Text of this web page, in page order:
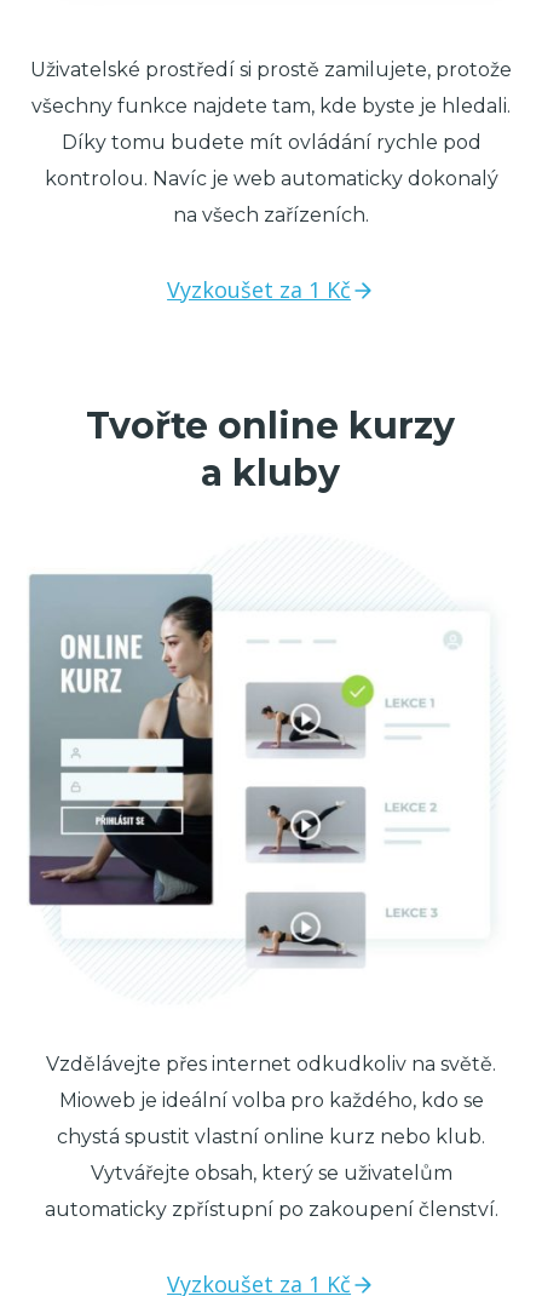
Uživatelské prostředí si prostě zamilujete, protože
všechny funkce najdete tam, kde byste je hledali.
Díky tomu budete mít ovládání rychle pod
kontrolou. Navíc je web automaticky dokonalý
na všech zařízeních.
Vyzkoušet za 1 Kč
Tvořte online kurzy
a kluby
Vzdělávejte přes internet odkudkoliv na světě.
Mioweb je ideální volba pro každého, kdo se
chystá spustit vlastní online kurz nebo klub.
Vytvářejte obsah, který se uživatelům
automaticky zpřístupní po zakoupení členství.
Vyzkoušet za 1 Kč